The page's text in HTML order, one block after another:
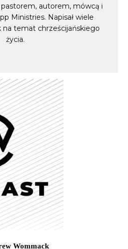
autorem, mówcą i
Ministries. Napisał wiele
na temat chrześcijańskiego
życia.
Wommack